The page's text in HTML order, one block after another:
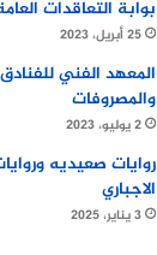
بوابة التعاقدات
25 أبريل، 2023
المعهد الفني
والمصروفات
2 يوليو، 2023
روايات صعيديه
الاجباري
3 يناير، 2025